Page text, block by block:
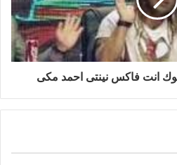
انت فاكس نينتى احمد مكى